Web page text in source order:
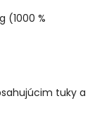
(1000 %
tuky a